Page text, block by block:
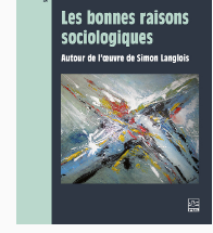
reviennent sur son
québécoises et sur son
leurs revues, tous sans
une trouvaille, une
ainsi une nouvelle couche
L’ensemble forme une
scientifique au plus